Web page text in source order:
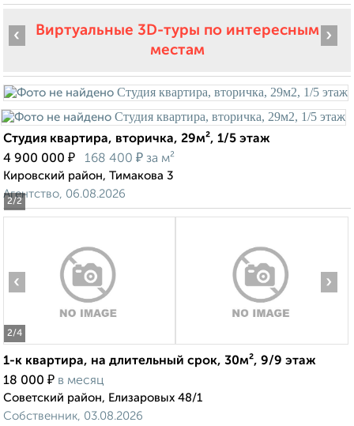
Виртуальные 3D-туры по интересным
местам
2/2
‹ ›
Студия квартира, вторичка, 29м², 1/5 этаж
4 900 000 ₽ 168 400 ₽ за м²
Кировский район, Тимакова 3
Агентство, 06.08.2026
2/4
‹ ›
1-к квартира, на длительный срок, 30м², 9/9 этаж
18 000 ₽ в месяц
Советский район, Елизаровых 48/1
Собственник, 03.08.2026